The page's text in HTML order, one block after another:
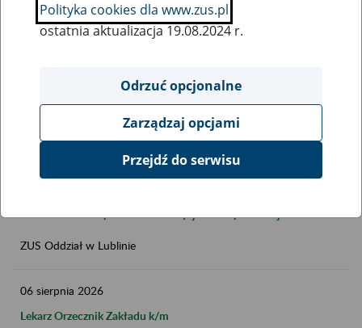
Data publikacji do
Stanowisko ds. opracowania decyzji i korespondencji SER 2
ZUS Oddział w Lublinie
06 sierpnia 2026
Lekarz Orzecznik Zakładu k/m
Polityka cookies dla www.zus.pl
ostatnia aktualizacja 19.08.2024 r.
Odrzuć opcjonalne
Zarządzaj opcjami
Przejdź do serwisu